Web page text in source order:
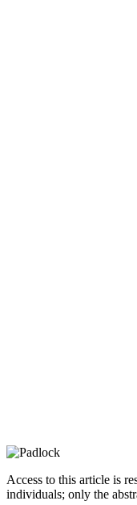
Access to this article is
individuals; only the